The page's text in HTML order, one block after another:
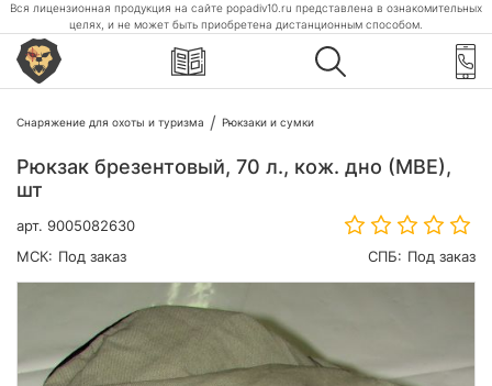
Вся лицензионная продукция на сайте popadiv10.ru представлена в ознакомительных
целях, и не может быть приобретена дистанционным способом.
Снаряжение для охоты и туризма Рюкзаки и сумки
Рюкзак брезентовый, 70 л., кож. дно (МВЕ),
шт
арт. 9005082630
МСК: Под заказ СПБ: Под заказ